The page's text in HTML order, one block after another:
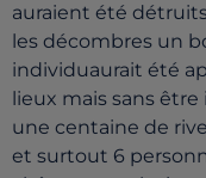
auraient été
les décombres un
individuaurait été
lieux mais sans
une centaine de
et surtout 6